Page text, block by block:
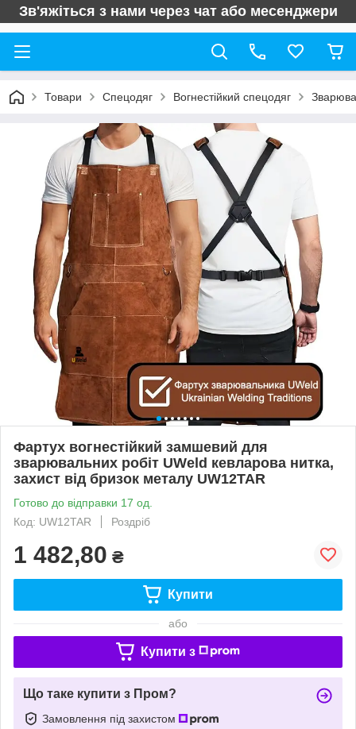
Зв'яжіться з нами через чат або месенджери
Товари Спецодяг Вогнестійкий спецодяг
Фартух вогнестійкий замшевий для
зварювальних робіт UWeld кевларова нитка,
захист від бризок металу UW12TAR
Готово до відправки 17 од.
Код: UW12TAR
Роздріб
1 482,80 ₴
Купити
або
Купити з
Що таке купити з Пром?
Замовлення під захистом